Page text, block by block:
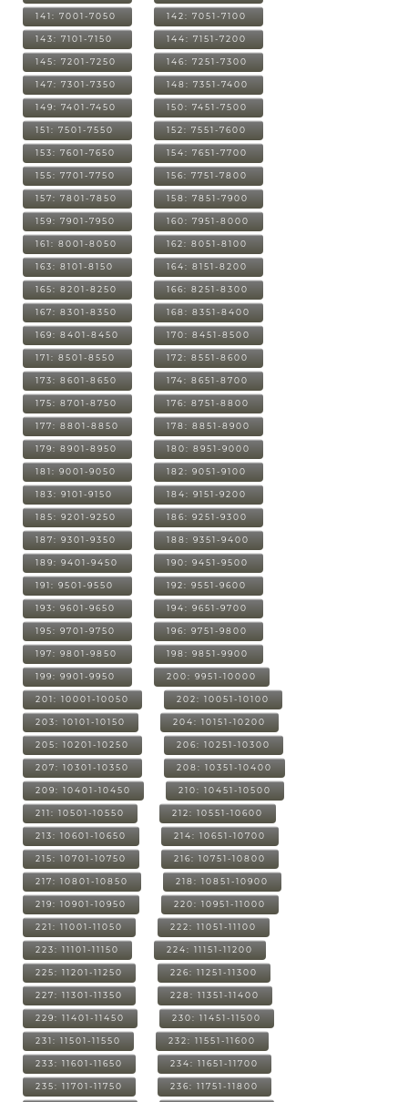
141: 7001-7050 142: 7051-7100
143: 7101-7150 144: 7151-7200
145: 7201-7250 146: 7251-7300
147: 7301-7350 148: 7351-7400
149: 7401-7450 150: 7451-7500
151: 7501-7550 152: 7551-7600
153: 7601-7650 154: 7651-7700
155: 7701-7750 156: 7751-7800
157: 7801-7850 158: 7851-7900
159: 7901-7950 160: 7951-8000
161: 8001-8050 162: 8051-8100
163: 8101-8150 164: 8151-8200
165: 8201-8250 166: 8251-8300
167: 8301-8350 168: 8351-8400
169: 8401-8450 170: 8451-8500
171: 8501-8550 172: 8551-8600
173: 8601-8650 174: 8651-8700
175: 8701-8750 176: 8751-8800
177: 8801-8850 178: 8851-8900
179: 8901-8950 180: 8951-9000
181: 9001-9050 182: 9051-9100
183: 9101-9150 184: 9151-9200
185: 9201-9250 186: 9251-9300
187: 9301-9350 188: 9351-9400
189: 9401-9450 190: 9451-9500
191: 9501-9550 192: 9551-9600
193: 9601-9650 194: 9651-9700
195: 9701-9750 196: 9751-9800
197: 9801-9850 198: 9851-9900
199: 9901-9950 200: 9951-10000
201: 10001-10050 202: 10051-10100
203: 10101-10150 204: 10151-10200
205: 10201-10250 206: 10251-10300
207: 10301-10350 208: 10351-10400
209: 10401-10450 210: 10451-10500
211: 10501-10550 212: 10551-10600
213: 10601-10650 214: 10651-10700
215: 10701-10750 216: 10751-10800
217: 10801-10850 218: 10851-10900
219: 10901-10950 220: 10951-11000
221: 11001-11050 222: 11051-11100
223: 11101-11150 224: 11151-11200
225: 11201-11250 226: 11251-11300
227: 11301-11350 228: 11351-11400
229: 11401-11450 230: 11451-11500
231: 11501-11550 232: 11551-11600
233: 11601-11650 234: 11651-11700
235: 11701-11750 236: 11751-11800